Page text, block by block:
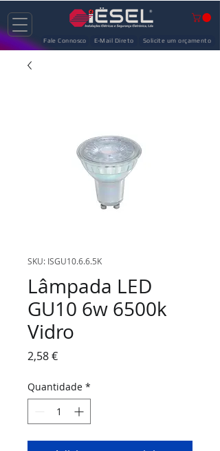
Fale Connosco E-Mail Direto Solicite um orçamento
SKU: ISGU10.6.6.5K
Lâmpada LED
GU10 6w 6500k
Vidro
2,58 €Preço
Quantidade *